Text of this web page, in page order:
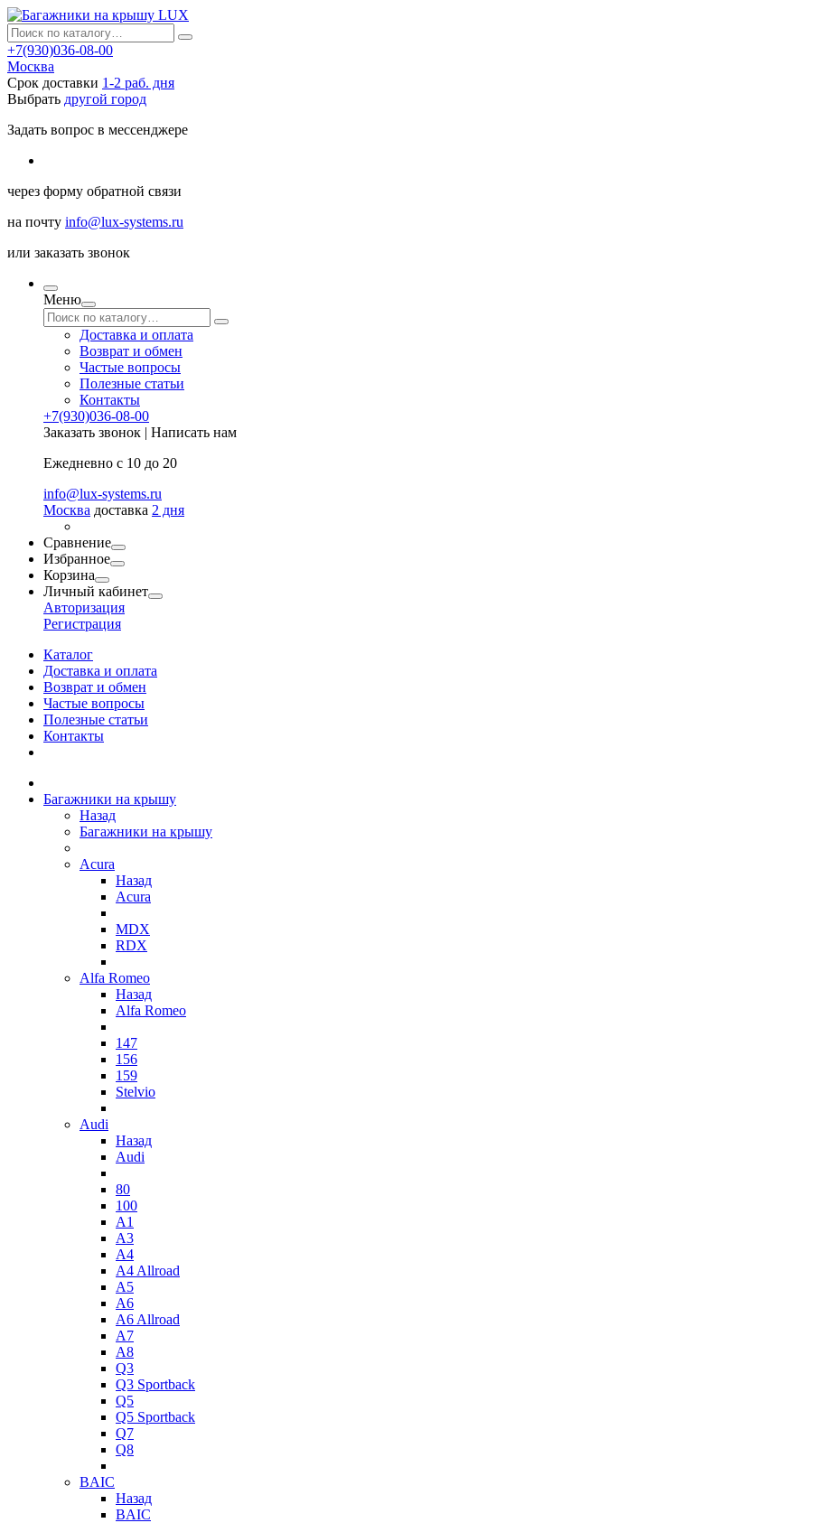
+7(930)036-08-00
Москва
Срок доставки 1-2 раб. дня
Выбрать другой город
Задать вопрос в мессенджере
через форму обратной связи
на почту info@lux-systems.ru
или заказать звонок
Меню
Доставка и оплата
Возврат и обмен
Частые вопросы
Полезные статьи
Контакты
+7(930)036-08-00
Заказать звонок | Написать нам
Ежедневно с 10 до 20
info@lux-systems.ru
Москва доставка 2 дня
Сравнение
Избранное
Корзина
Личный кабинет
Авторизация
Регистрация
Каталог
Доставка и оплата
Возврат и обмен
Частые вопросы
Полезные статьи
Контакты
Багажники на крышу
Назад
Багажники на крышу
Acura
Назад
Acura
MDX
RDX
Alfa Romeo
Назад
Alfa Romeo
147
156
159
Stelvio
Audi
Назад
Audi
80
100
A1
A3
A4
A4 Allroad
A5
A6
A6 Allroad
A7
A8
Q3
Q3 Sportback
Q5
Q5 Sportback
Q7
Q8
BAIC
Назад
BAIC